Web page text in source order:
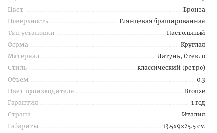
Цвет
Бронза
Поверхность
Глянцевая брашированная
Тип установки
Настольный
Форма
Круглая
Материал
Латунь, Стекло
Стиль
Классический (ретро)
Объем
0.3
Цвет производителя
Bronze
Гарантия
1 год
Страна
Италия
Габариты
13.5x9x25.5 см